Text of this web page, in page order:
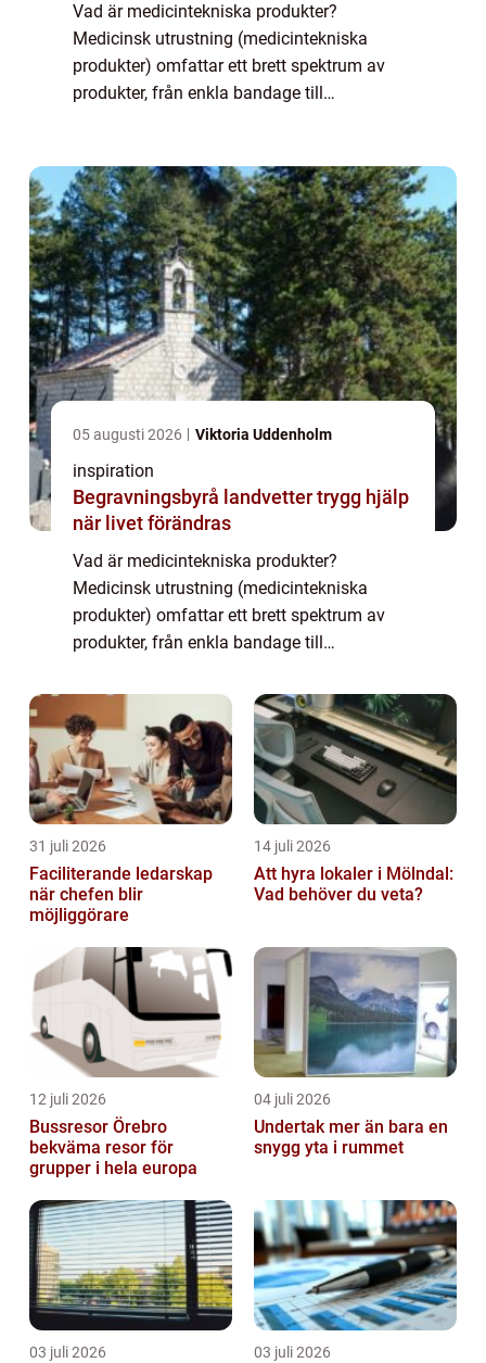
Vad är medicintekniska produkter?
Medicinsk utrustning (medicintekniska
produkter) omfattar ett brett spektrum av
produkter, från enkla bandage till
används för at...
05 augusti 2026 Viktoria Uddenholm
inspiration
Begravningsbyrå landvetter trygg hjälp
när livet förändras
Vad är medicintekniska produkter?
Medicinsk utrustning (medicintekniska
produkter) omfattar ett brett spektrum av
produkter, från enkla bandage till
används för att beskriva alla produkter som
används för at...
31 juli 2026
Faciliterande ledarskap
när chefen blir
möjliggörare
14 juli 2026
Att hyra lokaler i Mölndal:
Vad behöver du veta?
12 juli 2026
Bussresor Örebro
bekväma resor för
grupper i hela europa
04 juli 2026
Undertak mer än bara en
snygg yta i rummet
03 juli 2026 03 juli 2026